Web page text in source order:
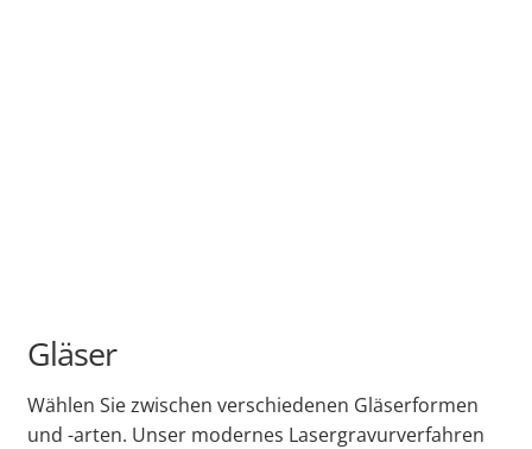
Gläser
Wählen Sie zwischen verschiedenen Gläserformen
und -arten. Unser modernes Lasergravurverfahren